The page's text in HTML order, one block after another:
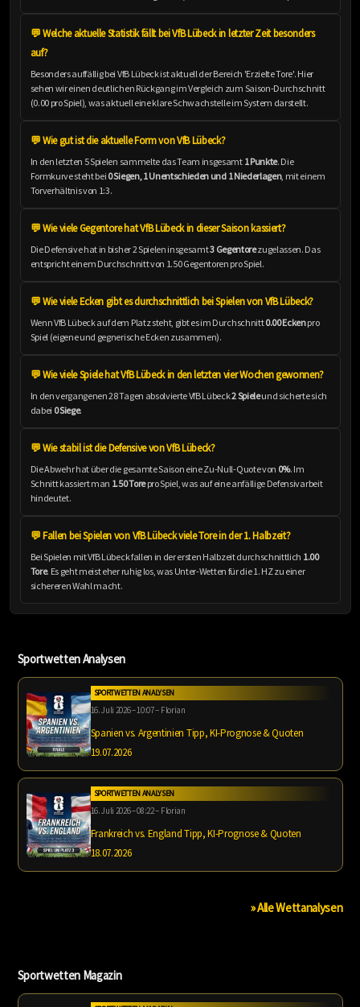
💬 Welche aktuelle Statistik fällt bei VfB Lübeck in letzter Zeit besonders
auf?
Besonders auffällig bei VfB Lübeck ist aktuell der Bereich 'Erzielte Tore'. Hier
sehen wir einen deutlichen Rückgang im Vergleich zum Saison-Durchschnitt
(0.00 pro Spiel), was aktuell eine klare Schwachstelle im System darstellt.
💬 Wie gut ist die aktuelle Form von VfB Lübeck?
In den letzten 5 Spielen sammelte das Team insgesamt 1 Punkte. Die
Formkurve steht bei 0 Siegen, 1 Unentschieden und 1 Niederlagen, mit einem
Torverhältnis von 1:3.
💬 Wie viele Gegentore hat VfB Lübeck in dieser Saison kassiert?
Die Defensive hat in bisher 2 Spielen insgesamt3 Gegentorezugelassen. Das
entspricht einem Durchschnitt von 1.50 Gegentoren pro Spiel.
💬 Wie viele Ecken gibt es durchschnittlich bei Spielen von VfB Lübeck?
Wenn VfB Lübeck auf dem Platz steht, gibt es im Durchschnitt0.00 Eckenpro
Spiel (eigene und gegnerische Ecken zusammen).
💬 Wie viele Spiele hat VfB Lübeck in den letzten vier Wochen gewonnen?
In den vergangenen 28 Tagen absolvierte VfB Lübeck2 Spieleund sicherte sich
dabei 0 Siege.
💬 Wie stabil ist die Defensive von VfB Lübeck?
Die Abwehr hat über die gesamte Saison eine Zu-Null-Quote von 0%. Im
Schnitt kassiert man 1.50 Torepro Spiel, was auf eine anfällige Defensivarbeit
hindeutet.
💬 Fallen bei Spielen von VfB Lübeck viele Tore in der 1. Halbzeit?
Bei Spielen mit VfB Lübeck fallen in der ersten Halbzeit durchschnittlich 1.00
Tore. Es geht meist eher ruhig los, was Unter-Wetten für die 1. HZ zu einer
sichereren Wahl macht.
Sportwetten Analysen
SPORTWETTEN ANALYSEN
16. Juli 2026 – 10:07 – Florian
Spanien vs. Argentinien Tipp, KI-Prognose & Quoten
19.07.2026
SPORTWETTEN ANALYSEN
16. Juli 2026 – 08:22 – Florian
Frankreich vs. England Tipp, KI-Prognose & Quoten
18.07.2026
» Alle Wettanalysen
Sportwetten Magazin